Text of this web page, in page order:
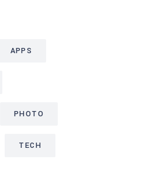
APPS
PHOTO
TECH